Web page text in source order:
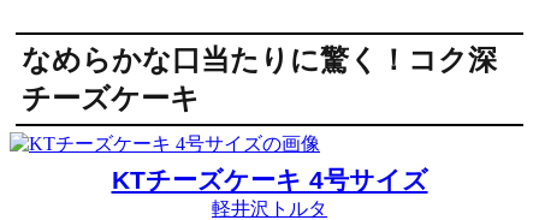
なめらかな口当たりに驚く！コク深
チーズケーキ
KTチーズケーキ 4号サイズ
軽井沢トルタ